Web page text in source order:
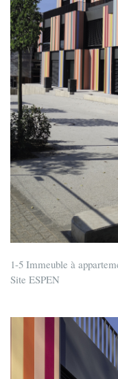
1-5 Immeuble à
Site ESPEN